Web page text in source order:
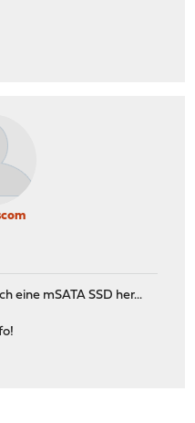
eine mSATA SSD her...